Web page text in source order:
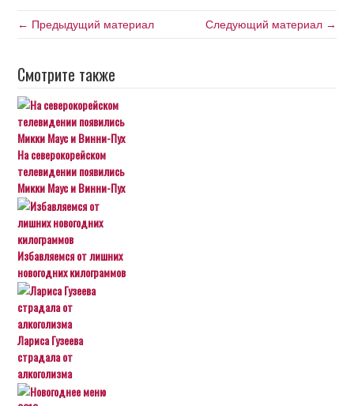
← Предыдущий материал Следующий материал →
Смотрите также
На северокорейском
телевидении появились
Микки Маус и Винни-Пух
Избавляемся от лишних
новогодних килограммов
Лариса Гузеева
страдала от
алкоголизма